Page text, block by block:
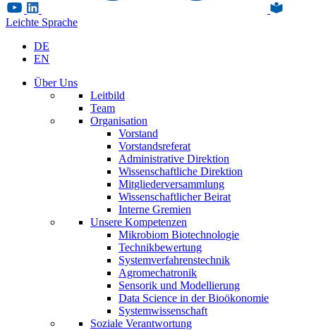
Leichte Sprache
DE
EN
Über Uns
Leitbild
Team
Organisation
Vorstand
Vorstandsreferat
Administrative Direktion
Wissenschaftliche Direktion
Mitgliederversammlung
Wissenschaftlicher Beirat
Interne Gremien
Unsere Kompetenzen
Mikrobiom Biotechnologie
Technikbewertung
Systemverfahrenstechnik
Agromechatronik
Sensorik und Modellierung
Data Science in der Bioökonomie
Systemwissenschaft
Soziale Verantwortung